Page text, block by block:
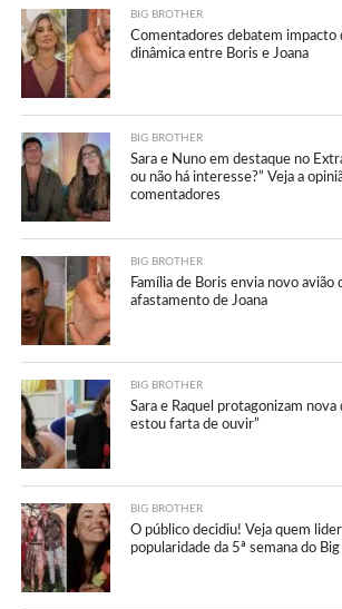
BIG BROTHER
Comentadores debatem impacto
dinâmica entre Boris e Joana
BIG BROTHER
Sara e Nuno em destaque no
ou não há interesse?” Veja a
comentadores
BIG BROTHER
Família de Boris envia novo avião
afastamento de Joana
BIG BROTHER
Sara e Raquel protagonizam nova
estou farta de ouvir”
BIG BROTHER
O público decidiu! Veja quem
popularidade da 5ª semana do